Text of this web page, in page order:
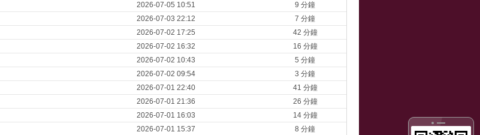
2026-07-05 10:51
9 分鐘
2026-07-03 22:12
7 分鐘
2026-07-02 17:25
42 分鐘
2026-07-02 16:32
16 分鐘
2026-07-02 10:43
5 分鐘
2026-07-02 09:54
3 分鐘
2026-07-01 22:40
41 分鐘
2026-07-01 21:36
26 分鐘
2026-07-01 16:03
14 分鐘
2026-07-01 15:37
8 分鐘